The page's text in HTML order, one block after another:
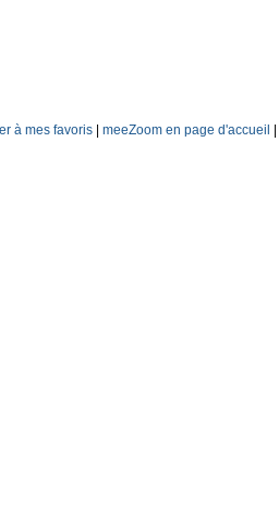
à mes favoris meeZoom en page d'accueil